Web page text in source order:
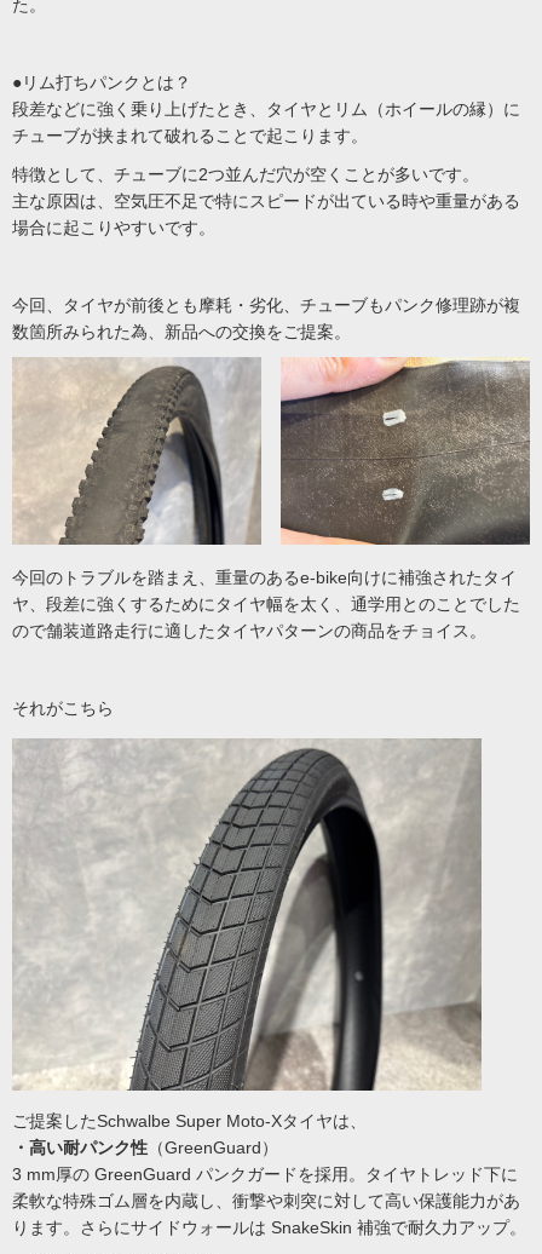
た。
●リム打ちパンクとは？
段差などに強く乗り上げたとき、タイヤとリム（ホイールの縁）に
チューブが挟まれて破れることで起こります。
特徴として、チューブに2つ並んだ穴が空くことが多いです。
主な原因は、空気圧不足で特にスピードが出ている時や重量がある
場合に起こりやすいです。
今回、タイヤが前後とも摩耗・劣化、チューブもパンク修理跡が複
数箇所みられた為、新品への交換をご提案。
今回のトラブルを踏まえ、重量のあるe-bike向けに補強されたタイ
ヤ、段差に強くするためにタイヤ幅を太く、通学用とのことでした
ので舗装道路走行に適したタイヤパターンの商品をチョイス。
それがこちら
ご提案したSchwalbe Super Moto-Xタイヤは、
・高い耐パンク性 （GreenGuard）
3 mm厚の GreenGuard パンクガードを採用。タイヤトレッド下に
柔軟な特殊ゴム層を内蔵し、衝撃や刺突に対して高い保護能力があ
ります。さらにサイドウォールは SnakeSkin 補強で耐久力アップ。